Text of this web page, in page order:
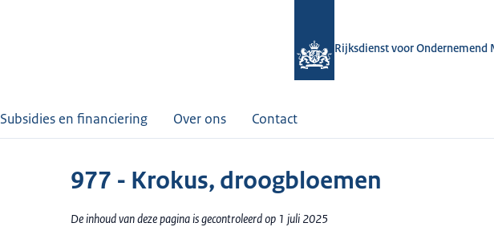
Rijksdienst voor Ondernemend
Subsidies en financiering Over ons Contact
977 - Krokus, droogbloemen
De inhoud van deze pagina is gecontroleerd op 1 juli 2025